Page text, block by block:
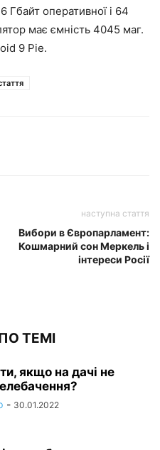
Гбайт оперативної і 64
має ємність 4045 маг.
9 Pie.
наступна стаття
Вибори в Європарламент:
Кошмарний сон Меркель і
інтереси Росії
ТЕМІ
якщо на дачі не
- 30.01.2022